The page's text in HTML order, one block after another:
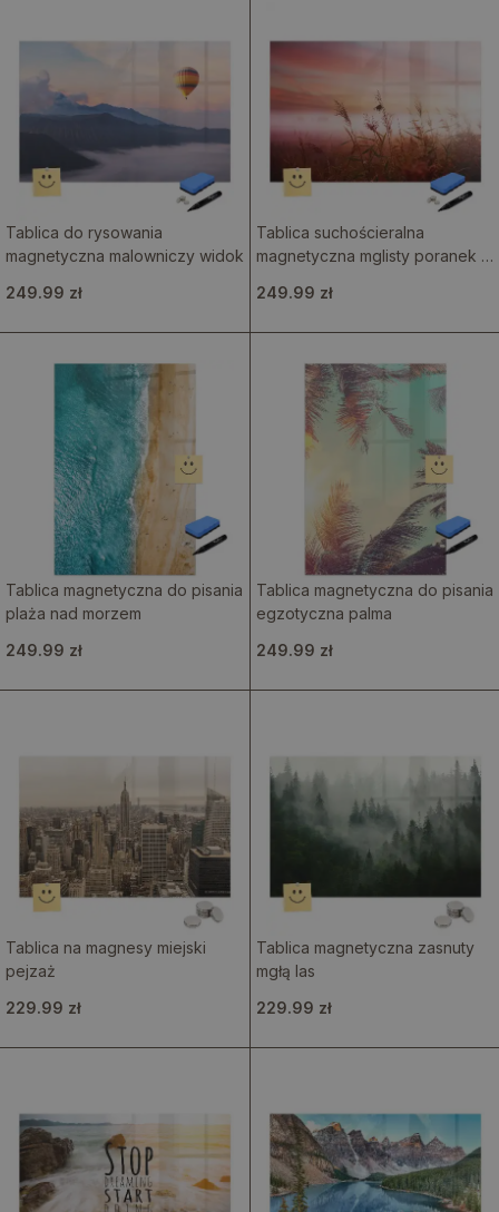
Tablica do rysowania
magnetyczna malowniczy widok
249.99 zł
Tablica suchościeralna
magnetyczna mglisty poranek w
249.99 zł
Tablica magnetyczna do pisania
plaża nad morzem
249.99 zł
Tablica magnetyczna do pisania
egzotyczna palma
249.99 zł
Tablica na magnesy miejski
pejzaż
229.99 zł
Tablica magnetyczna zasnuty
mgłą las
229.99 zł